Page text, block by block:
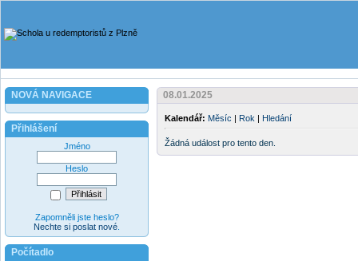
NOVÁ NAVIGACE
Přihlášení
Jméno
Heslo
Zapomněli jste heslo?
Nechte si poslat nové
Počítadlo
08.01.2025
Kalendář: Měsíc | Rok | Hledání
Žádná událost pro tento den.